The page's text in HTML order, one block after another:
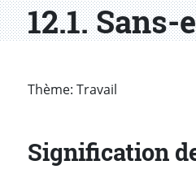
12.1.
Thème: Travail
Signification